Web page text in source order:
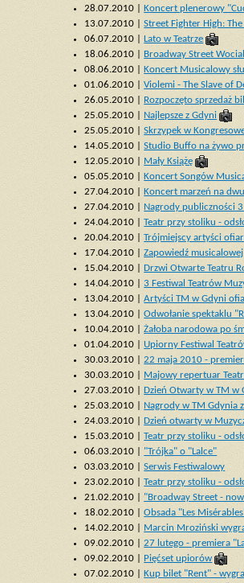
28.07.2010 |
Koncert plenerowy
13.07.2010 |Street Fighter High: The
06.07.2010 |
Lato w Teatrze
18.06.2010 |
Broadway Street
08.06.2010 |
Koncert Musicalowy
01.06.2010 |Violemi - The Slave of
26.05.2010 |
Rozpoczęto sprzedaż
25.05.2010 |
Najlepsze z Gdyni
25.05.2010 |Skrzypek w
14.05.2010 |Studio Buffo na żywo
12.05.2010 |
Mały Książę
05.05.2010 |
Koncert Songów
27.04.2010 |
Koncert marzeń na
27.04.2010 |
Nagrody publiczności
24.04.2010 |Teatr przy stoliku -
20.04.2010 |Trójmiejscy artyści
17.04.2010 |Zapowiedź
15.04.2010 |
Drzwi Otwarte Teatru
14.04.2010 |3 Festiwal Teatrów
13.04.2010 |Artyści TM w Gdyni
13.04.2010 |Odwołanie spektaklu
10.04.2010 |Żałoba narodowa po
01.04.2010 |Upiorny Festiwal
30.03.2010 |22 maja 2010 -
30.03.2010 |
Majowy repertuar
27.03.2010 |
Dzień Otwarty w TM w
25.03.2010 |
Nagrody w TM Gdynia
24.03.2010 |
Dzień otwarty w
15.03.2010 |Teatr przy stoliku -
06.03.2010 | "Trójka" o "Lalce"
03.03.2010 |Serwis Festiwalowy
23.02.2010 |Teatr przy stoliku -
21.02.2010 | "Broadway Street -
18.02.2010 |Obsada "Les
14.02.2010 |
Marcin Mroziński
09.02.2010 |27 lutego - premiera
09.02.2010 |
Pięćset upiorów
07.02.2010 |
Kup bilet "Rent" -